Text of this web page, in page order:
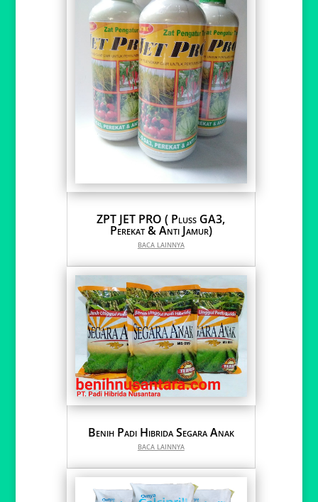
ZPT JET PRO ( Pluss GA3,
Perekat & Anti Jamur)
baca lainnya
Benih Padi Hibrida Segara Anak
baca lainnya